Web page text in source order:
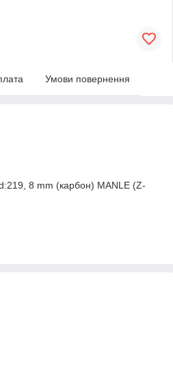
Умови повернення
8 mm (карбон) MANLE (Z-